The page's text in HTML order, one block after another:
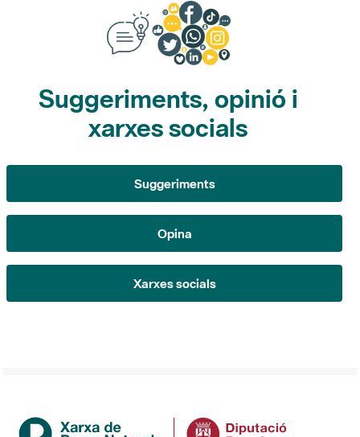
Suggeriments, opinió i
xarxes socials
Suggeriments
Xarxes socials
Institució